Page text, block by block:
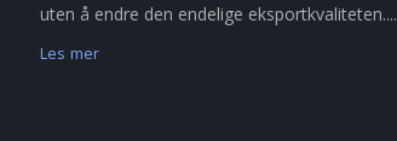
uten å endre den endelige eksportkvaliteten....
Les mer